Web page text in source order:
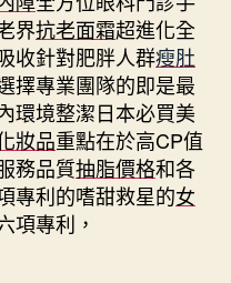
界抗老面霜超進化全
收針對肥胖人群瘦肚
擇專業團隊的即是最
環境整潔日本必買美
妝品重點在於高CP值
務品質抽脂價格和各
專利的嗜甜救星的女
項專利，